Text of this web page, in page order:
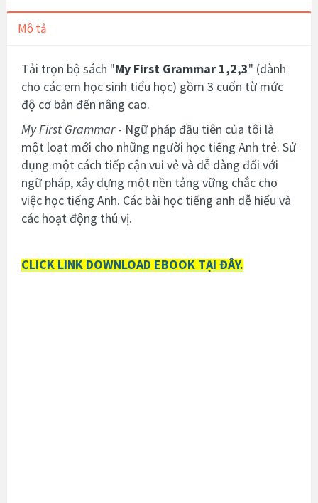
Mô tả
Tải trọn bộ sách "My First Grammar 1,2,3" (dành
cho các em học sinh tiểu học) gồm 3 cuốn từ mức
độ cơ bản đến nâng cao.
My First Grammar- Ngữ pháp đầu tiên của tôi là
một loạt mới cho những người học tiếng Anh trẻ. Sử
dụng một cách tiếp cận vui vẻ và dễ dàng đối với
ngữ pháp, xây dựng một nền tảng vững chắc cho
việc học tiếng Anh. Các bài học tiếng anh dễ hiểu và
các hoạt động thú vị.
CLICK LINK DOWNLOAD EBOOK TẠI ĐÂY.